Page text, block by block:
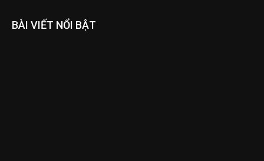
BÀI VIẾT NỔI BẬT